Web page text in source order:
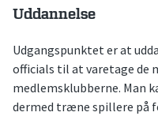
Uddannelse
Udgangspunktet er at
officials til at varetage de
medlemsklubberne. Man
dermed træne spillere på